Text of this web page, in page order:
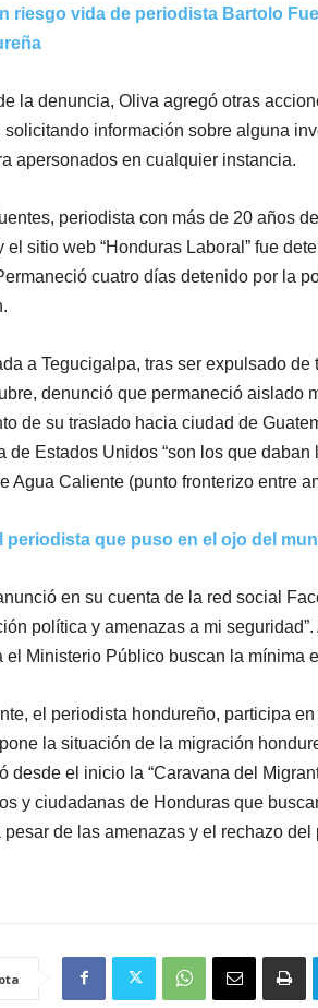
riesgo vida de periodista Bartolo
la denuncia, Oliva agregó otras
solicitando información sobre alguna
apersonados en cualquier instancia.
periodista con más de 20 años
el sitio web “Honduras Laboral” fue
cuatro días detenido por la
a Tegucigalpa, tras ser expulsado
denunció que permaneció aislado
de su traslado hacia ciudad de
de Estados Unidos “son los que
Agua Caliente (punto fronterizo entre
periodista que puso en el ojo del
en su cuenta de la red social
política y amenazas a mi
el Ministerio Público buscan la mínima
el periodista hondureño, participa
la situación de la migración
desde el inicio la “Caravana del
y ciudadanas de Honduras que
pesar de las amenazas y el rechazo